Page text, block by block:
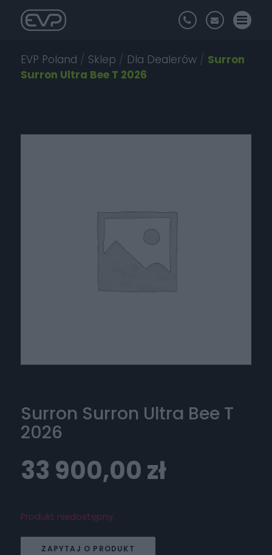
EVP Poland / Sklep / Dla Dealerów / Surron
Surron Ultra Bee T 2026
Surron Surron Ultra Bee T
2026
33 900,00zł
Produkt niedostępny.
ZAPYTAJ O PRODUKT